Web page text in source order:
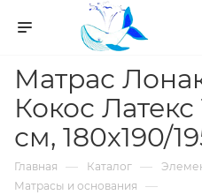
Матрас
Кокос
см, 180х190/
Главная — Каталог —
Матрасы и основания —